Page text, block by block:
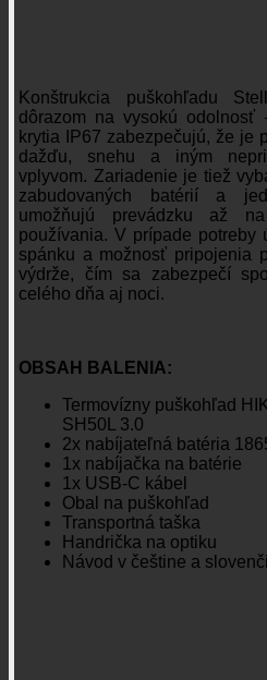
Konštrukcia puškohľadu
dôrazom na vysokú
krytia IP67 zabezpečujú, že je
dažďu, snehu a iným
vplyvom. Zariadenie je tiež
zabudovaných batérií a
umožňujú prevádzku až
používania. V prípade potreby
spánku a možnosť pripojenia
výdrže, čím sa zabezpečí
celého dňa aj noci.
OBSAH BALENIA:
Termovízny puškohľad
SH50L 3.0
2x nabíjateľná batéria
1x nabíjačka na batérie
1x USB-C kábel
Obal na puškohľad
Transportná taška
Handrička na optiku
Návod v češtine a